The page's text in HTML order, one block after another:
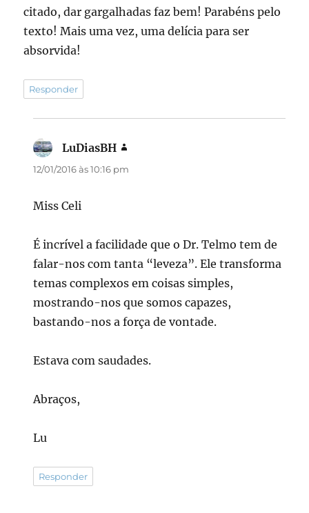
citado, dar gargalhadas faz bem! Parabéns pelo
texto! Mais uma vez, uma delícia para ser
absorvida!
Responder
LuDiasBH
12/01/2016 às 10:16 pm
Miss Celi
É incrível a facilidade que o Dr. Telmo tem de
falar-nos com tanta “leveza”. Ele transforma
temas complexos em coisas simples,
mostrando-nos que somos capazes,
bastando-nos a força de vontade.
Estava com saudades.
Abraços,
Lu
Responder